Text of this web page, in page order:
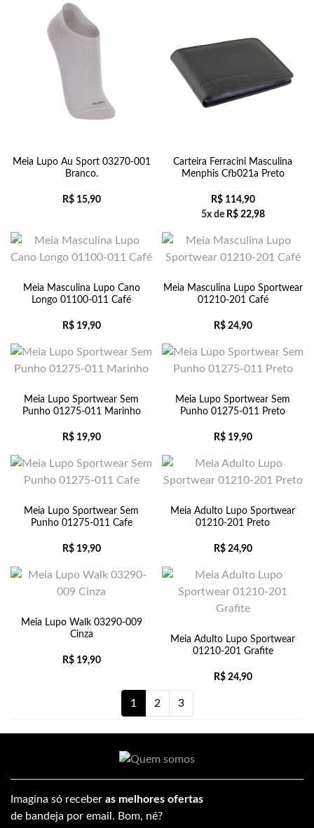
Meia Lupo Au Sport 03270-001
Branco.
R$15,90
Carteira Ferracini Masculina
Menphis Cfb021a Preto
R$114,90
5x de R$22,98
Meia Masculina Lupo Cano
Longo 01100-011 Café
R$19,90
Meia Masculina Lupo Sportwear
01210-201 Café
R$24,90
Meia Lupo Sportwear Sem
Punho 01275-011 Marinho
R$19,90
Meia Lupo Sportwear Sem
Punho 01275-011 Preto
R$19,90
Meia Lupo Sportwear Sem
Punho 01275-011 Cafe
R$19,90
Meia Adulto Lupo Sportwear
01210-201 Preto
R$24,90
Meia Lupo Walk 03290-009
Cinza
R$19,90
Meia Adulto Lupo Sportwear
01210-201 Grafite
R$24,90
1 2 3
Imagina só receber as melhores ofertas
de bandeja por email. Bom, né?